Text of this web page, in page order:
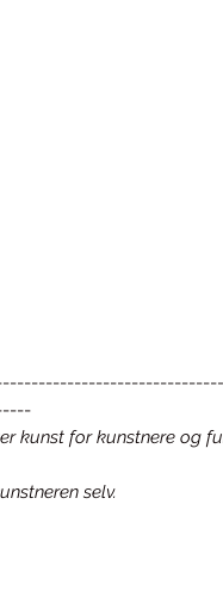
kunst for kunstnere og
selv.